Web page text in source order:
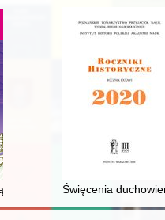
fakty i mity
Bernardyńskich
Święcenia